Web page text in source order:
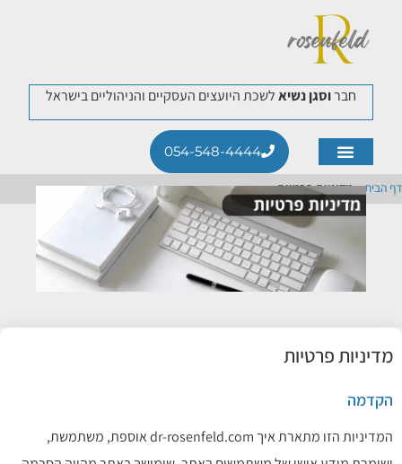
חברוסגן נשיאלשכת היועצים העסקיים והניהוליים בישראל
054-548-4444
דף הבית»מדיניות פרטיות
מדיניות פרטיות
הקדמה
המדיניות הזו מתארת איך dr-rosenfeld.com אוספת, משתמשת,